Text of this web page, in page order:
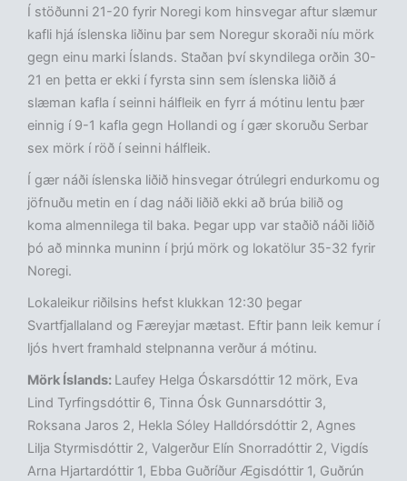
Í stöðunni 21-20 fyrir Noregi kom hinsvegar aftur slæmur
kafli hjá íslenska liðinu þar sem Noregur skoraði níu mörk
gegn einu marki Íslands. Staðan því skyndilega orðin 30-
21 en þetta er ekki í fyrsta sinn sem íslenska liðið á
slæman kafla í seinni hálfleik en fyrr á mótinu lentu þær
einnig í 9-1 kafla gegn Hollandi og í gær skoruðu Serbar
sex mörk í röð í seinni hálfleik.
Í gær náði íslenska liðið hinsvegar ótrúlegri endurkomu og
jöfnuðu metin en í dag náði liðið ekki að brúa bilið og
koma almennilega til baka. Þegar upp var staðið náði liðið
þó að minnka muninn í þrjú mörk og lokatölur 35-32 fyrir
Noregi.
Lokaleikur riðilsins hefst klukkan 12:30 þegar
Svartfjallaland og Færeyjar mætast. Eftir þann leik kemur í
ljós hvert framhald stelpnanna verður á mótinu.
Mörk Íslands: Laufey Helga Óskarsdóttir 12 mörk, Eva
Lind Tyrfingsdóttir 6, Tinna Ósk Gunnarsdóttir 3,
Roksana Jaros 2, Hekla Sóley Halldórsdóttir 2, Agnes
Lilja Styrmisdóttir 2, Valgerður Elín Snorradóttir 2, Vigdís
Arna Hjartardóttir 1, Ebba Guðríður Ægisdóttir 1, Guðrún